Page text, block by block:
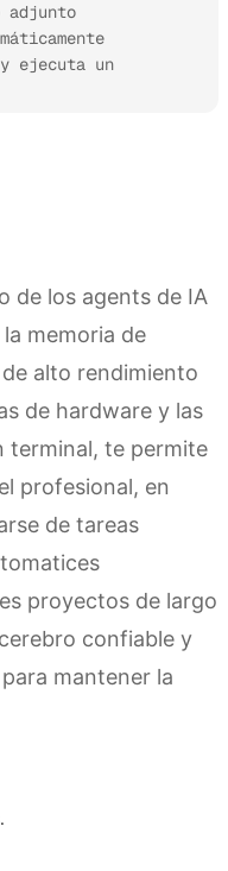
adjunto
ejecuta un
de los agents de IA
memoria de
alto rendimiento
de hardware y las
terminal, te permite
profesional, en
de tareas
proyectos de largo
confiable y
mantener la